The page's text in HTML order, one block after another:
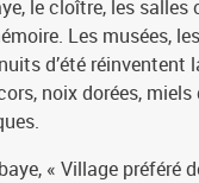
le cloître, les
Les musées,
d’été
noix dorées,
« Village préféré